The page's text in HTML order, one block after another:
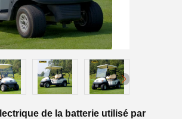
de la batterie utilisé par